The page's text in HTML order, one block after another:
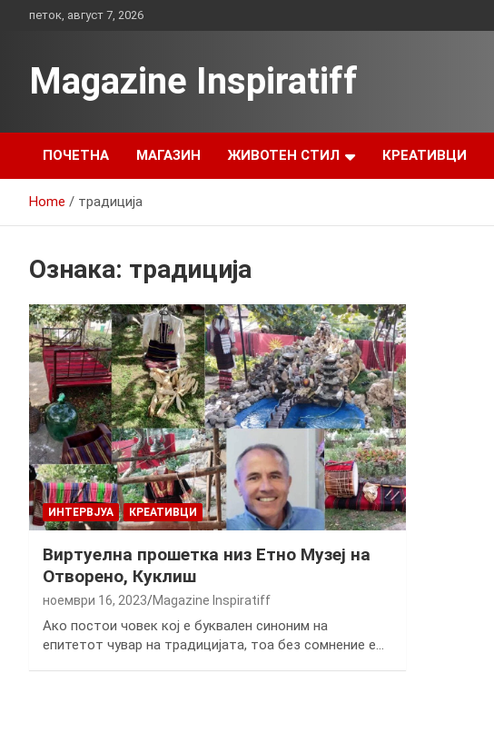
петок, август 7, 2026
Magazine Inspiratiff
ПОЧЕТНА МАГАЗИН ЖИВОТЕН СТИЛ КРЕАТИВЦИ
Home традиција
Ознака: традиција
ИНТЕРВЈУА КРЕАТИВЦИ
Виртуелна прошетка низ Етно Музеј на
Oтворено, Куклиш
ноември 16, 2023 Magazine Inspiratiff
Ако постои човек кој е буквален синоним на
епитетот чувар на традицијата, тоа без сомнение е…